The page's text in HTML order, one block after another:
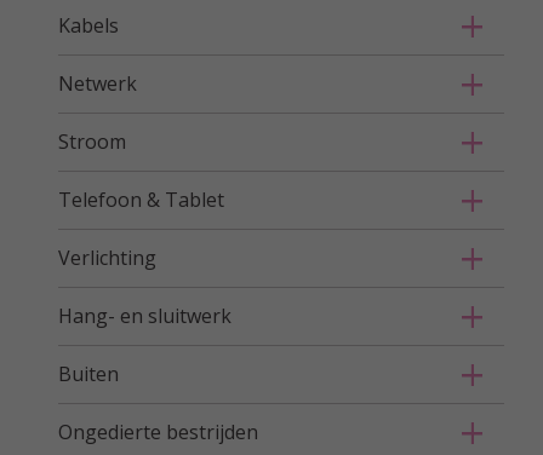
Kabels
Netwerk
Stroom
Telefoon & Tablet
Verlichting
Hang- en sluitwerk
Buiten
Ongedierte bestrijden